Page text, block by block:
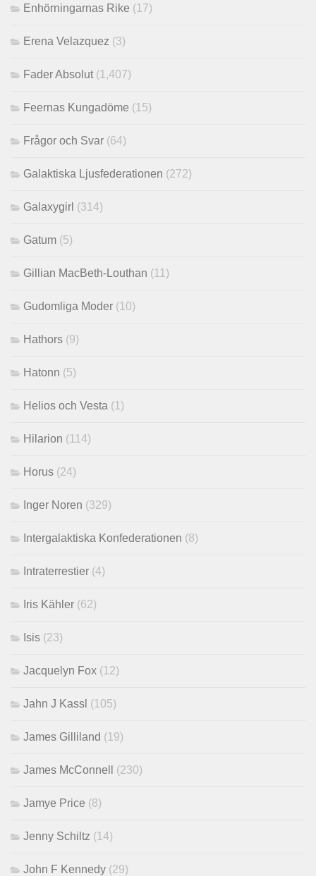
Enhörningarnas Rike (17)
Erena Velazquez (3)
Fader Absolut (1,407)
Feernas Kungadöme (15)
Frågor och Svar (64)
Galaktiska Ljusfederationen (272)
Galaxygirl (314)
Gatum (5)
Gillian MacBeth-Louthan (11)
Gudomliga Moder (10)
Hathors (9)
Hatonn (5)
Helios och Vesta (1)
Hilarion (114)
Horus (24)
Inger Noren (329)
Intergalaktiska Konfederationen (8)
Intraterrestier (4)
Iris Kähler (62)
Isis (23)
Jacquelyn Fox (12)
Jahn J Kassl (105)
James Gilliland (19)
James McConnell (230)
Jamye Price (8)
Jenny Schiltz (14)
John F Kennedy (29)